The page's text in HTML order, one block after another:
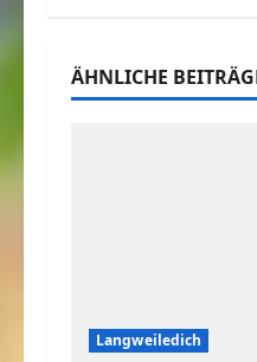
ÄHNLICHE
Langweiledich